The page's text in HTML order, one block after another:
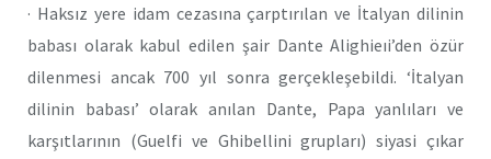
· Haksız yere idam cezasına çarptırılan ve İtalyan dilinin
babası olarak kabul edilen şair Dante Alighieıi’den özür
dilenmesi ancak 700 yıl sonra gerçekleşebildi. ‘İtalyan
dilinin babası’ olarak anılan Dante, Papa yanlıları ve
karşıtlarının (Guelfi ve Ghibellini grupları) siyasi çıkar